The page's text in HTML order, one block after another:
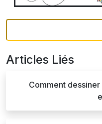
Articles Liés
Comment